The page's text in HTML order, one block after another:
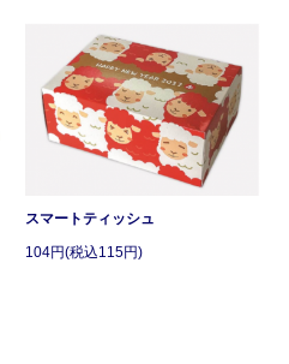
スマートティッシュ
104円(税込115円)